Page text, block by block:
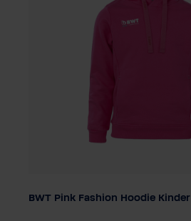
Kindergröße
BWT Pink Fashion Hoodie Kinder